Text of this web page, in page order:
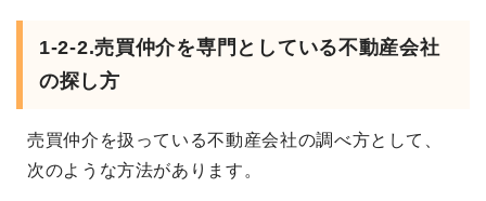
1-2-2.売買仲介を専門としている不動産会社
の探し方
売買仲介を扱っている不動産会社の調べ方として、
次のような方法があります。